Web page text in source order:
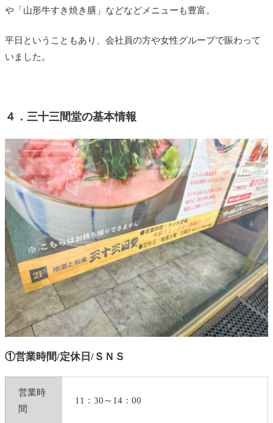
や「山形牛すき焼き膳」などなどメニューも豊富。
平日ということもあり、会社員の方や女性グループで賑わって
いました。
４．三十三間堂の基本情報
①営業時間/定休日/ＳＮＳ
営業時
間
11：30～14：00